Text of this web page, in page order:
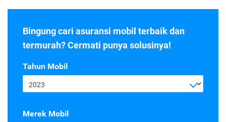
Bingung cari asuransi mobil terbaik dan
termurah? Cermati punya solusinya!
Tahun Mobil
2023
Merek Mobil